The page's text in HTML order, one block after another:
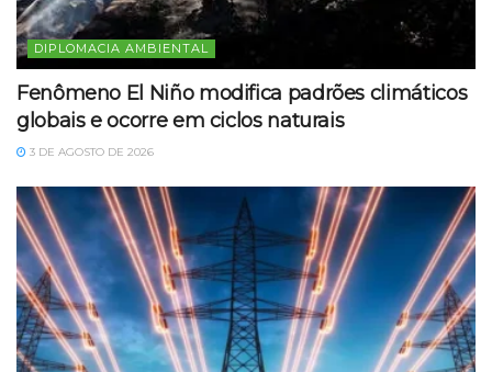
DIPLOMACIA AMBIENTAL
Fenômeno El Niño modifica padrões climáticos
globais e ocorre em ciclos naturais
3 DE AGOSTO DE 2026